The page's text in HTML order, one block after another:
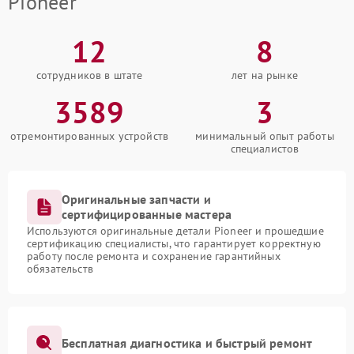
12
сотрудников в штате
8
лет на рынке
3589
отремонтированных устройств
3
минимальный опыт работы
специалистов
Оригинальные запчасти и
сертифицированные мастера
Используются оригинальные детали Pioneer и прошедшие
сертификацию специалисты, что гарантирует корректную
работу после ремонта и сохранение гарантийных
обязательств
Бесплатная диагностика и быстрый ремонт